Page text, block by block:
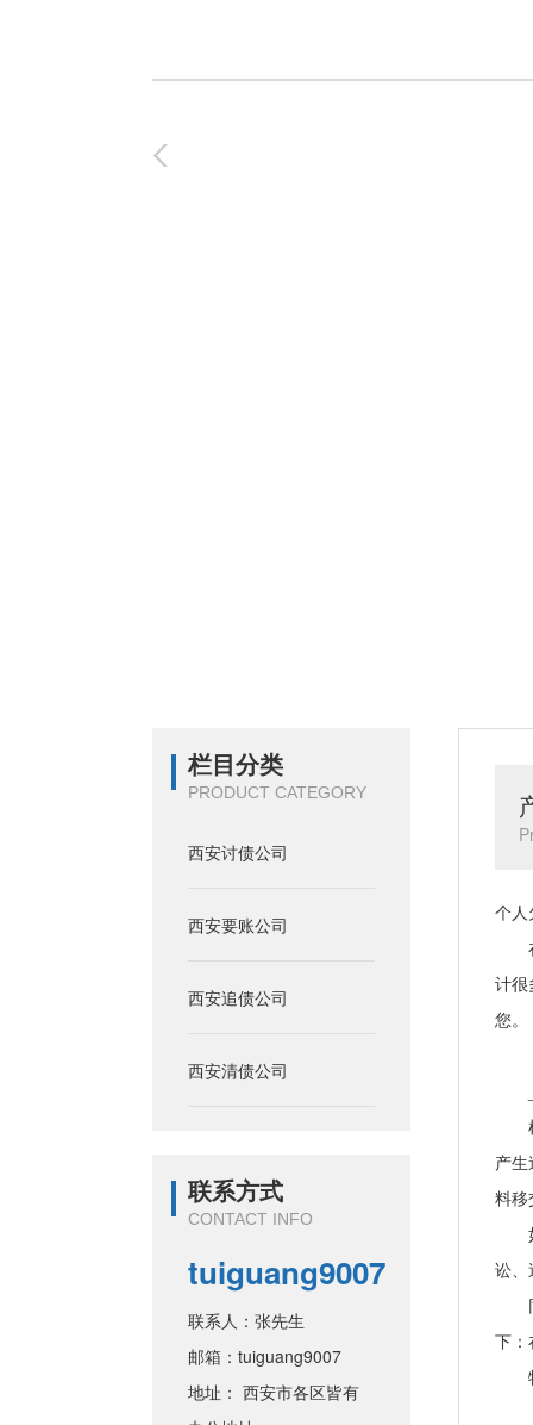
栏目分类
PRODUCT CATEGORY
西安讨债公司
西安要账公司
西安追债公司
西安清债公司
联系方式
CONTACT INFO
tuiguang9007
联系人：张先生
邮箱：tuiguang9007
地址： 西安市各区皆有
个人
在
计
您。
根
产
料移
如
讼、
同
下：